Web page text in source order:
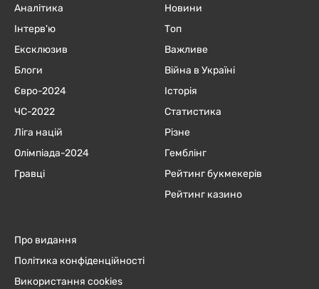
Аналітика
Інтерв'ю
Ексклюзив
Блоги
Євро-2024
ЧC-2022
Ліга націй
Олімпіада-2024
Гравці
Новини
Топ
Важливе
Війна в Україні
Історія
Статистика
Різне
Гемблінг
Рейтинг букмекерів
Рейтинг казино
Про видання
Політика конфіденційності
Використання cookies